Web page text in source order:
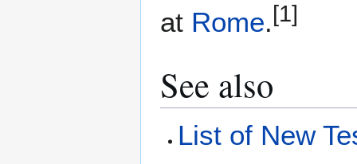
at Rome. [1]
See also
List of New